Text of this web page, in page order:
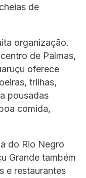
de
organização.
de Palmas,
oferece
trilhas,
pousadas
comida,
do Rio Negro
Grande também
e restaurantes